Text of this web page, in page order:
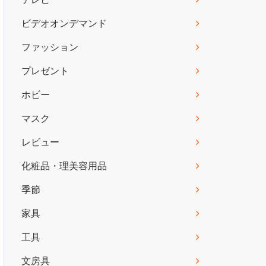
ビデオオンデマンド
ファッション
プレゼント
ホビー
マスク
レビュー
化粧品・理美容用品
季節
家具
工具
文房具